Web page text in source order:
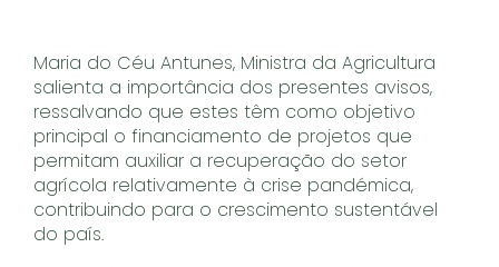
Maria do Céu Antunes, Ministra da Agricultura
salienta a importância dos presentes avisos,
ressalvando que estes têm como objetivo
principal o financiamento de projetos que
permitam auxiliar a recuperação do setor
agrícola relativamente à crise pandémica,
contribuindo para o crescimento sustentável
do país.